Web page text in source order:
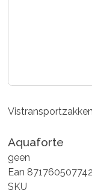
Aquaforte
geen
Ean
SKU